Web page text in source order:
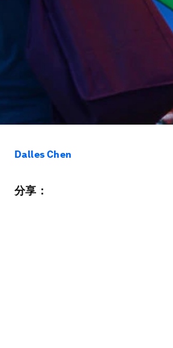
Dalles Chen
分享：